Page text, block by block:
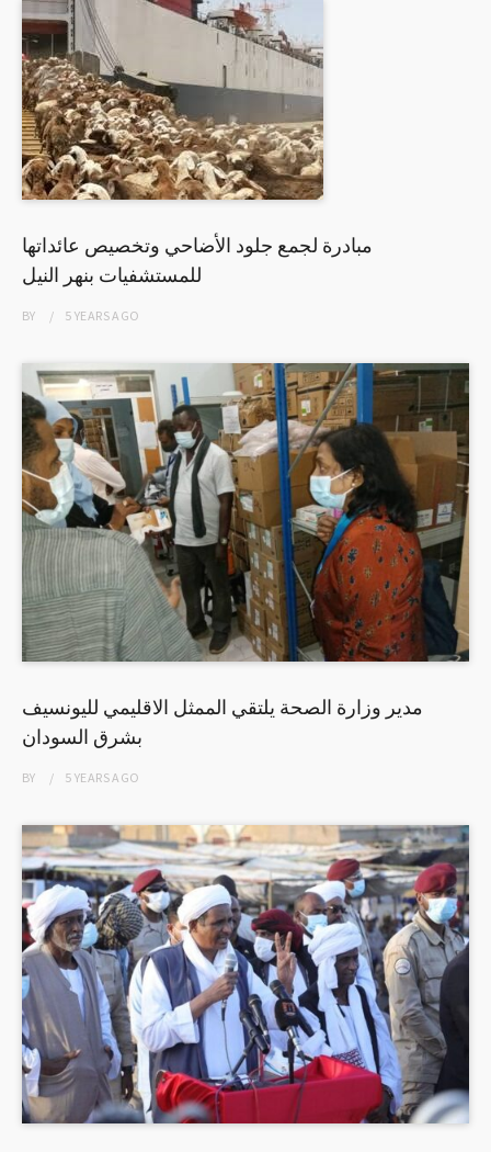
مبادرة لجمع جلود الأضاحي وتخصيص عائداتها
للمستشفيات بنهر النيل
BY 5 YEARSAGO
مدير وزارة الصحة يلتقي الممثل الاقليمي لليونسيف
بشرق السودان
BY 5 YEARSAGO